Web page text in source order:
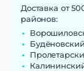
Доставка от
районов:
Будёновский